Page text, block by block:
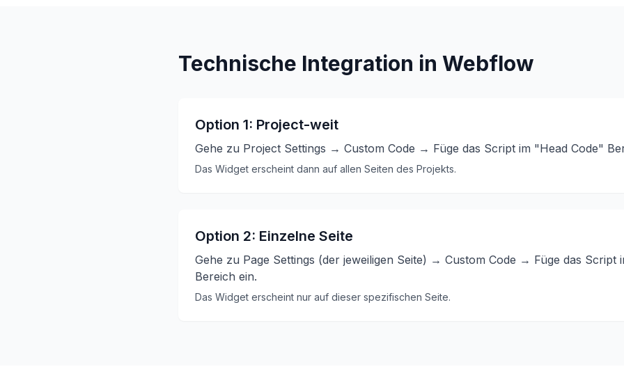
Technische Integration in Webflow
Option 1: Project-weit
Gehe zu Project Settings → Custom Code → Füge das Script im "Head Code"
Das Widget erscheint dann auf allen Seiten des Projekts.
Option 2: Einzelne Seite
Gehe zu Page Settings (der jeweiligen Seite) → Custom Code → Füge das Script
Bereich ein.
Das Widget erscheint nur auf dieser spezifischen Seite.